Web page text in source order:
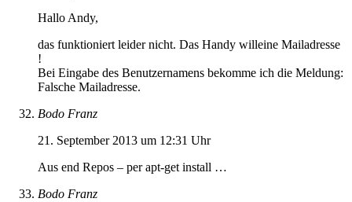
Hallo Andy,
das funktioniert leider nicht. Das Handy willeine Mailadresse
!
Bei Eingabe des Benutzernamens bekomme ich die Meldung:
Falsche Mailadresse.
Bodo Franz
21. September 2013 um 12:31 Uhr
Aus end Repos – per apt-get install …
Bodo Franz